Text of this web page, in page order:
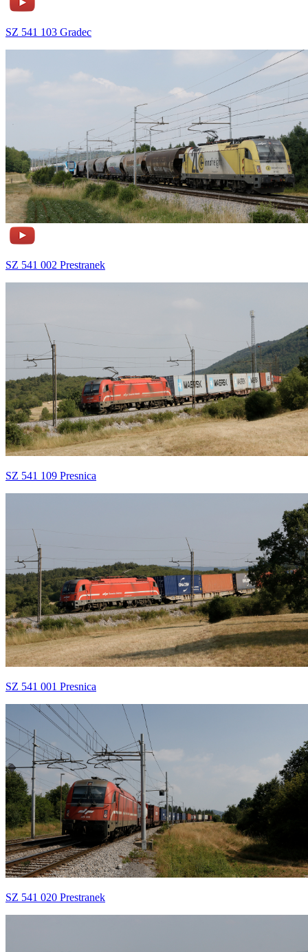
SZ 541 103 Gradec
SZ 541 002 Prestranek
SZ 541 109 Presnica
SZ 541 001 Presnica
SZ 541 020 Prestranek